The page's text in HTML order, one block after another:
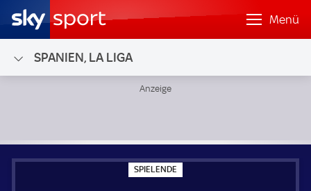
Menü
SPANIEN, LA LIGA
SPIELENDE
P